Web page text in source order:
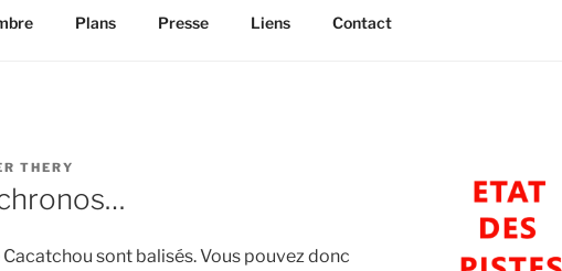
Plans Presse Liens Contact
THERY
sont balisés. Vous pouvez donc